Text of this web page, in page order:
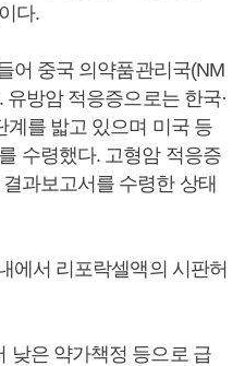
다.
어 중국 의약품관리국(NM
방암 적응증으로는 한국·
계를 밟고 있으며 미국 등
수령했다. 고형암 적응증
과보고서를 수령한 상태
에서 리포락셀액의 시판허
낮은 약가책정 등으로 급